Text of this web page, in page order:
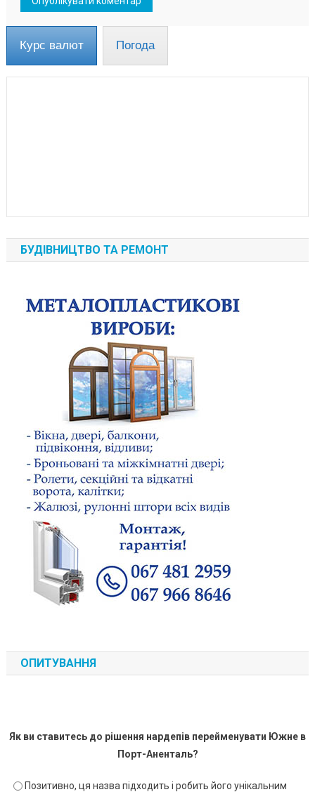
Курс валют Погода
БУДІВНИЦТВО ТА РЕМОНТ
ОПИТУВАННЯ
Як ви ставитесь до рішення нардепів перейменувати Южне в
Порт-Аненталь?
Позитивно, ця назва підходить і робить його унікальним